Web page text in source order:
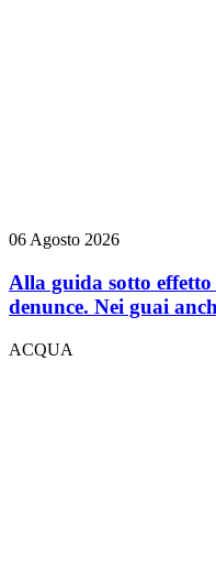
06 Agosto 2026
Alla guida sotto
denunce. Nei guai
ACQUA